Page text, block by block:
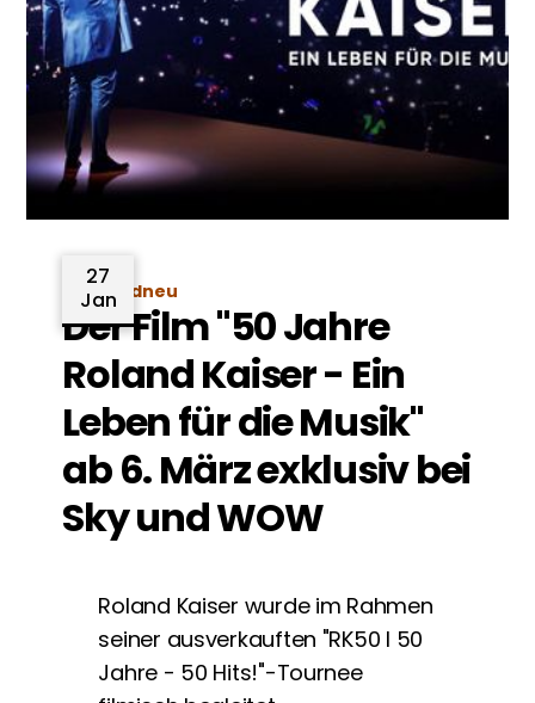
Brandneu
Der Film "50 Jahre
Roland Kaiser - Ein
Leben für die Musik"
ab 6. März exklusiv bei
Sky und WOW
Roland Kaiser wurde im Rahmen
seiner ausverkauften "RK50 I 50
Jahre - 50 Hits!"-Tournee
27
Jan